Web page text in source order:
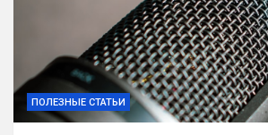
ПОЛЕЗНЫЕ СТАТЬИ